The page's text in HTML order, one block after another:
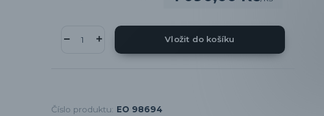
Vložit do košíku
Číslo produktu: EO 98694